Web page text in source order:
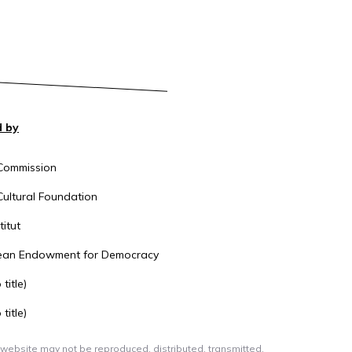
by
Foundation
Endowment for Democracy
title)
title)
may not be reproduced, distributed, transmitted,